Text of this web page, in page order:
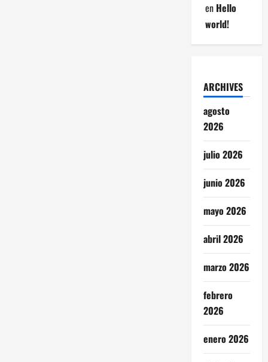
en Hello
world!
ARCHIVES
agosto
2026
julio 2026
junio 2026
mayo 2026
abril 2026
marzo 2026
febrero
2026
enero 2026